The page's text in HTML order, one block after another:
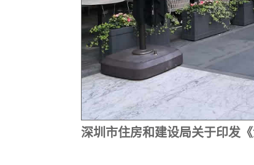
深圳市住房和建设局关于印发